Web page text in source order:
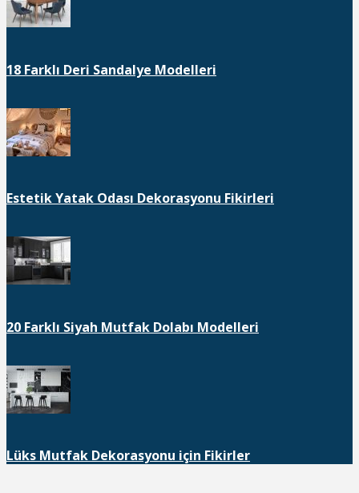
18 Farklı Deri Sandalye Modelleri
Estetik Yatak Odası Dekorasyonu Fikirleri
20 Farklı Siyah Mutfak Dolabı Modelleri
Lüks Mutfak Dekorasyonu için Fikirler